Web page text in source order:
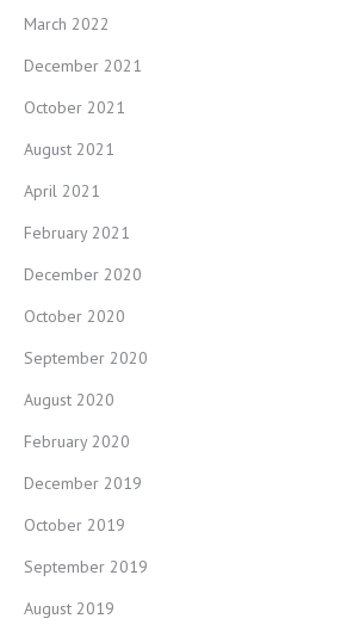
March 2022
December 2021
October 2021
August 2021
April 2021
February 2021
December 2020
October 2020
September 2020
August 2020
February 2020
December 2019
October 2019
September 2019
August 2019